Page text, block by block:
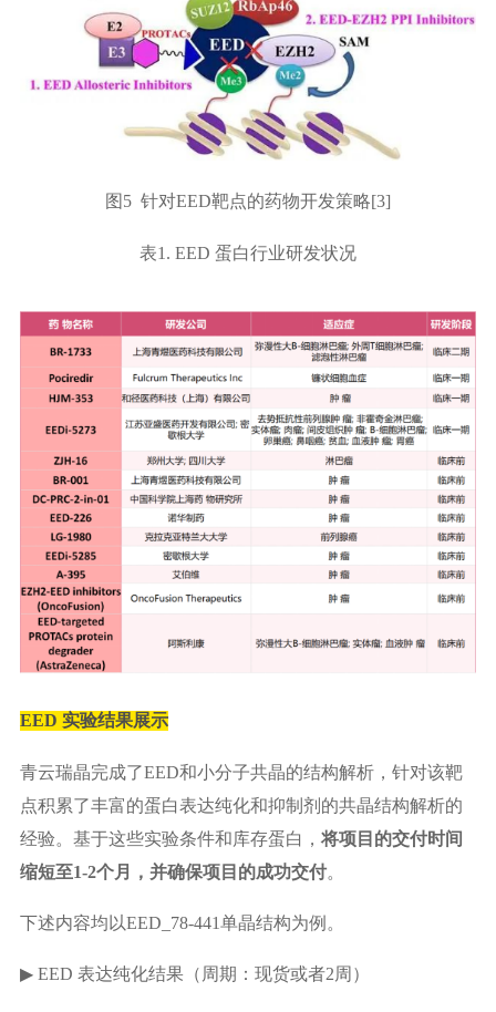
图5 针对EED靶点的药物开发策略[3]
表1. EED 蛋白行业研发状况
EED 实验结果展示
青云瑞晶完成了EED和小分子共晶的结构解析，针对该靶
点积累了丰富的蛋白表达纯化和抑制剂的共晶结构解析的
经验。基于这些实验条件和库存蛋白， 将项目的交付时间
缩短至1-2个月，并确保项目的成功交付。
下述内容均以EED_78-441单晶结构为例。
▶ EED 表达纯化结果（周期：现货或者2周）